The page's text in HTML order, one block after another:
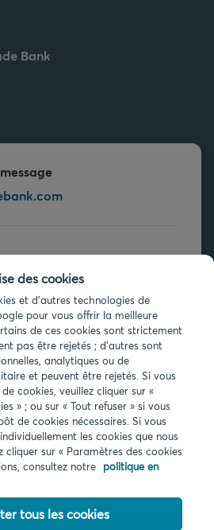
Bank
?
des cookies
et d'autres technologies de
pour vous offrir la meilleure
de ces cookies sont strictement
pas être rejetés ; d'autres sont
analytiques ou de
et peuvent être rejetés. Si vous
cookies, veuillez cliquer sur «
» ; ou sur « Tout refuser » si vous
de cookies nécessaires. Si vous
les cookies que nous
cliquer sur « Paramètres des cookies
consultez notre politique en
tous les cookies